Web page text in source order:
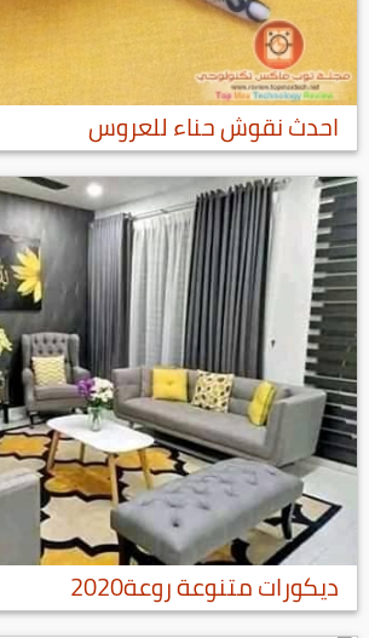
احدث نقوش حناء للعروس
ديكورات متنوعة روعة2020